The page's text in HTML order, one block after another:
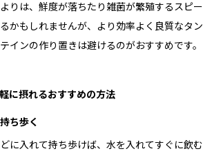
りは、鮮度が落ちたり雑菌が繁殖するスピー
かもしれませんが、より効率よく良質なタン
インの作り置きは避けるのがおすすめです。
に摂れるおすすめの方法
ち歩く
に入れて持ち歩けば、水を入れてすぐに飲む